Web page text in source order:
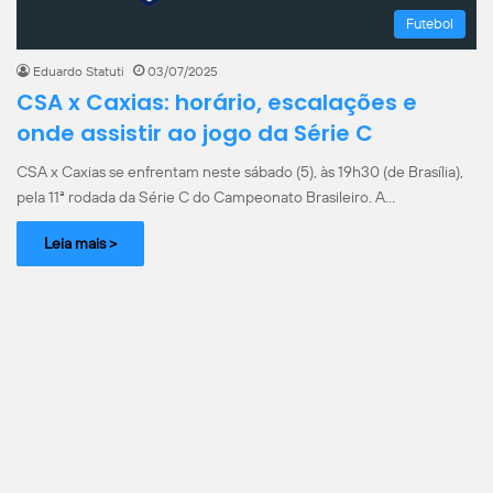
Futebol
Eduardo Statuti 03/07/2025
CSA x Caxias: horário, escalações e
onde assistir ao jogo da Série C
CSA x Caxias se enfrentam neste sábado (5), às 19h30 (de Brasília),
pela 11ª rodada da Série C do Campeonato Brasileiro. A…
Leia mais >